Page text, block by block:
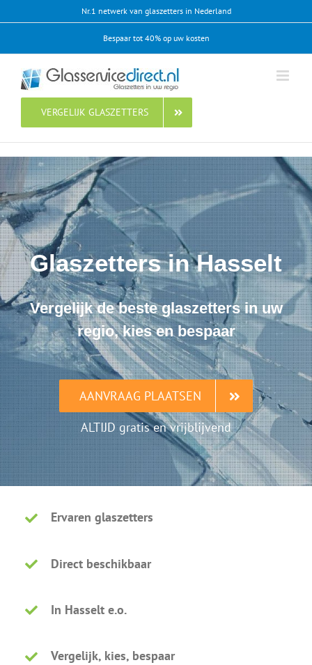
naar
Nr.1 netwerk van glaszetters in Nederland
Bespaar tot 40% op uw kosten
VERGELIJK GLASZETTERS
Glaszetters in Hasselt
Vergelijk de beste glaszetters in uw
regio, kies en bespaar
AANVRAAG PLAATSEN
ALTIJD gratis en vrijblijvend
Ervaren glaszetters
Direct beschikbaar
In Hasselt e.o.
Vergelijk, kies, bespaar